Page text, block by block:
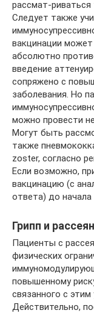
рассмат-
Следует также
вакцинации
абсолютно
введение
сопряжено с
заболевания. Но
можно провести
Могут быть
также
zoster, согласно
Если возможно,
вакцинацию (с
ответа) до начала
Грипп и
Пациенты с
физических
повышенному
связанного с
Действительно,